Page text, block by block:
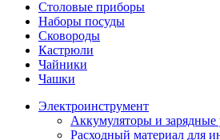
Столовые приборы
Наборы посуды
Сковороды
Кастрюли
Чайники
Чашки
Электроинструмент
Аккумуляторы и зарядные
Расходный материал для